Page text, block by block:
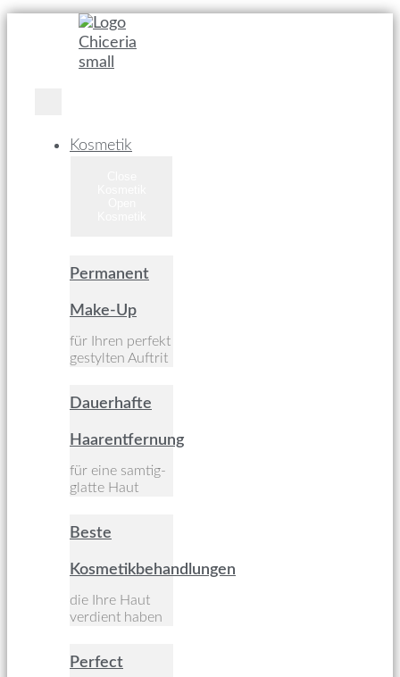
Kosmetik
Permanent
Make-Up
für Ihren perfekt
gestylten Auftrit
Dauerhafte
Haarentfernung
für eine samtig-
glatte Haut
Beste
Kosmetikbehandlungen
die Ihre Haut
verdient haben
Perfect